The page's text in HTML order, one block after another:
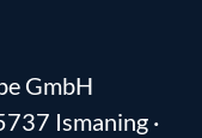
GmbH
Ismaning ·